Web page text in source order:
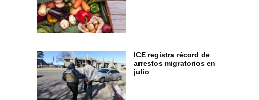
ICE registra récord de
arrestos migratorios en
julio